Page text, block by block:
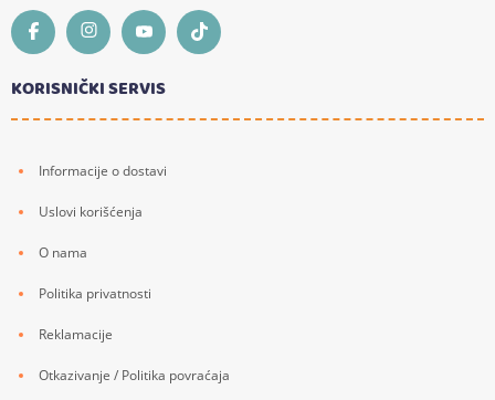
KORISNIČKI SERVIS
Informacije o dostavi
Uslovi korišćenja
O nama
Politika privatnosti
Reklamacije
Otkazivanje / Politika povraćaja